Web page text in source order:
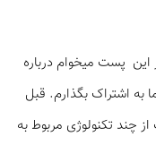
پست میخوام درباره
به اشتراک بگذارم. قبل
چند تکنولوژی مربوط به